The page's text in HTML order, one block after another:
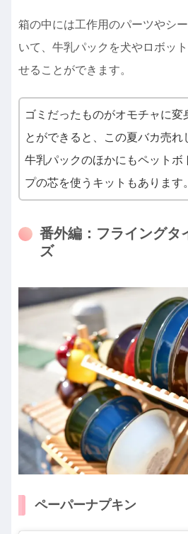
箱の中には工作用のパーツやシ
いて、牛乳パックを犬やロボッ
せることができます。
ゴミだったものがオモチャに変
とができると、この夏バカ売れ
牛乳パックのほかにもペットボ
プの芯を使うキットもあります。
番外編：フライングタ
ズ
ペーパーナプキン